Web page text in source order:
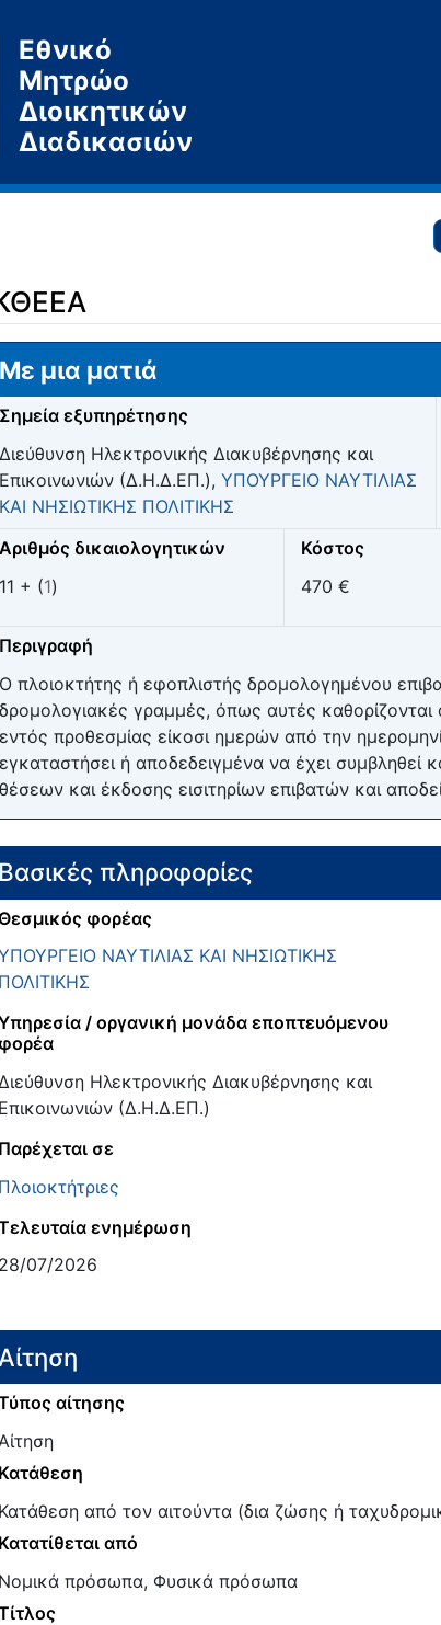
Εθνικό
Μητρώο
Διοικητικών
Διαδικασιών
Με μια ματιά
Σημεία εξυπηρέτησης
Διεύθυνση Ηλεκτρονικής Διακυβέρνησης και
Επικοινωνιών (Δ.Η.Δ.ΕΠ.), ΥΠΟΥΡΓΕΙΟ ΝΑΥΤΙΛΙΑΣ
ΚΑΙ ΝΗΣΙΩΤΙΚΗΣ ΠΟΛΙΤΙΚΗΣ
Αριθμός δικαιολογητικών
11 + (1)
Κόστος
470 €
Περιγραφή
Ο πλοιοκτήτης ή εφοπλιστής δρομολογημένου
δρομολογιακές γραμμές, όπως αυτές
εντός προθεσμίας είκοσι ημερών από την
εγκαταστήσει ή αποδεδειγμένα να έχει συμβληθεί
θέσεων και έκδοσης εισιτηρίων επιβατών και
Βασικές πληροφορίες
φορέας
ΝΑΥΤΙΛΙΑΣ ΚΑΙ ΝΗΣΙΩΤΙΚΗΣ
ΠΟΛΙΤΙΚΗΣ
/ οργανική μονάδα εποπτευόμενου
φορέα
Διεύθυνση Ηλεκτρονικής Διακυβέρνησης και
Επικοινωνιών (Δ.Η.Δ.ΕΠ.)
Παρέχεται σε
Πλοιοκτήτριες
ενημέρωση
28/07/2026
Αίτηση
αίτησης
Κατάθεση
Κατάθεση από τον αιτούντα (δια ζώσης ή
Κατατίθεται από
Νομικά πρόσωπα, Φυσικά πρόσωπα